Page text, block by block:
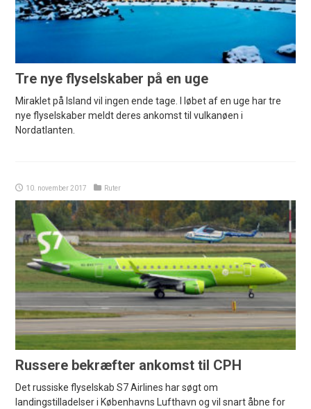
Tre nye flyselskaber på en uge
Miraklet på Island vil ingen ende tage. I løbet af en uge har tre
nye flyselskaber meldt deres ankomst til vulkanøen i
Nordatlanten.
10. november 2017 Ruter
Russere bekræfter ankomst til CPH
Det russiske flyselskab S7 Airlines har søgt om
landingstilladelser i Københavns Lufthavn og vil snart åbne for